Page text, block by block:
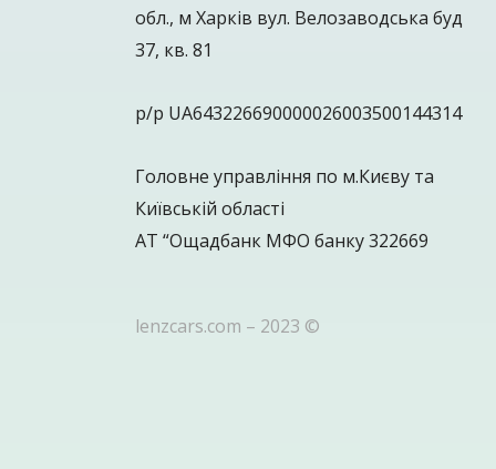
обл., м Харків вул. Велозаводська буд
37, кв. 81
р/р UA643226690000026003500144314
Головне управління по м.Києву та
Київській області
АТ “Ощадбанк МФО банку 322669
lenzcars.com – 2023 ©